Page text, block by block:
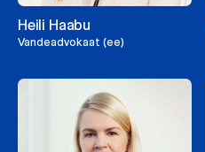
Heili Haabu
Vandeadvokaat (ee)